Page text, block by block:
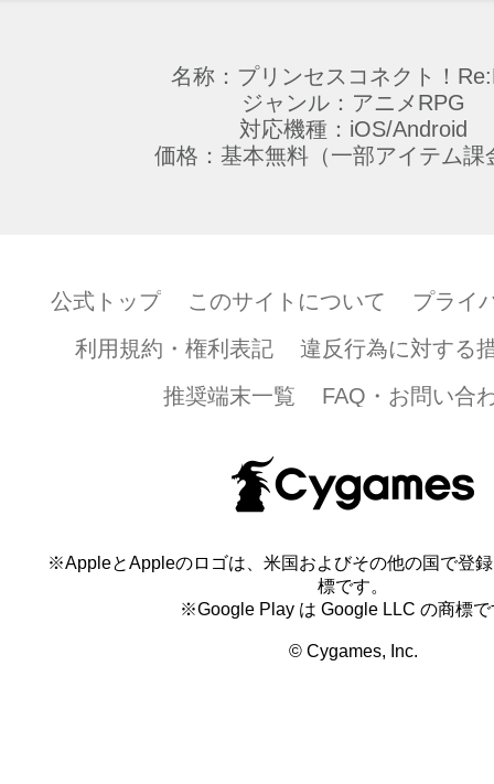
名称：プリンセスコネクト！
ジャンル：アニメRPG
対応機種：iOS/Android
価格：基本無料（一部アイテム課
公式トップ このサイトについて
プライ
利用規約・権利表記
違反行為に対する
推奨端末一覧
FAQ・お問い合
※AppleとAppleのロゴは、米国およびその他の国で登
標です。
※Google Play は Google LLC の商標で
© Cygames, Inc.